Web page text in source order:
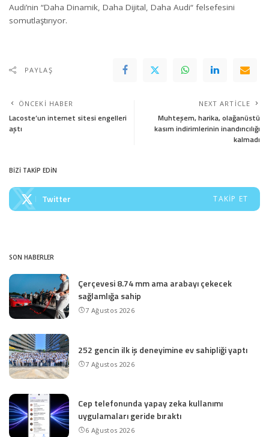
Audi’nin “Daha Dinamik, Daha Dijital, Daha Audi“ felsefesini
somutlaştırıyor.
PAYLAŞ
ÖNCEKI HABER
Lacoste’un internet sitesi engelleri
aştı
NEXT ARTICLE
Muhteşem, harika, olağanüstü
kasım indirimlerinin inandırıcılığı
kalmadı
BİZİ TAKİP EDİN
Twitter TAKIP ET
SON HABERLER
Çerçevesi 8.74 mm ama arabayı çekecek
sağlamlığa sahip
7 Ağustos 2026
252 gencin ilk iş deneyimine ev sahipliği yaptı
7 Ağustos 2026
Cep telefonunda yapay zeka kullanımı
uygulamaları geride bıraktı
6 Ağustos 2026